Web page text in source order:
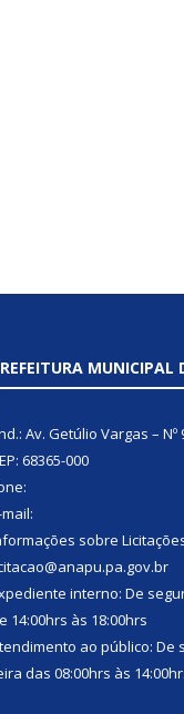
MUNICIPAL
Av. Getúlio Vargas – Nº
68365-000
mail:
sobre
interno: De
14:00hrs às 18:00hrs
ao público: De
das 08:00hrs às